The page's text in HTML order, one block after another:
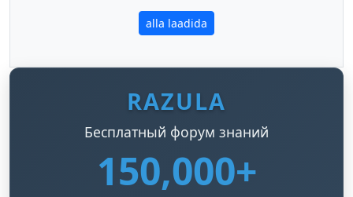
alla laadida
RAZULA
Бесплатный форум знаний
150,000+